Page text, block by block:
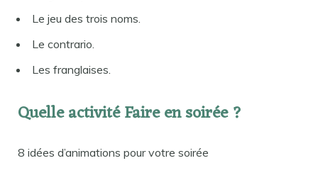
Le jeu des trois noms.
Le contrario.
Les franglaises.
Quelle activité Faire en soirée ?
8 idées d’animations pour votre soirée